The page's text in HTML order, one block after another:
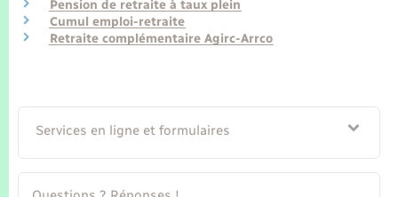
Pension de retraite à taux plein
Cumul emploi-retraite
Retraite complémentaire Agirc-Arrco
Services en ligne et formulaires